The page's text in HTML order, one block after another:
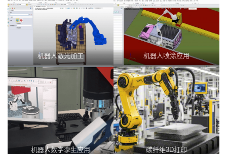
机器人激光加工 机器人喷涂应用
机器人数字孪生应用 碳纤维3D打印